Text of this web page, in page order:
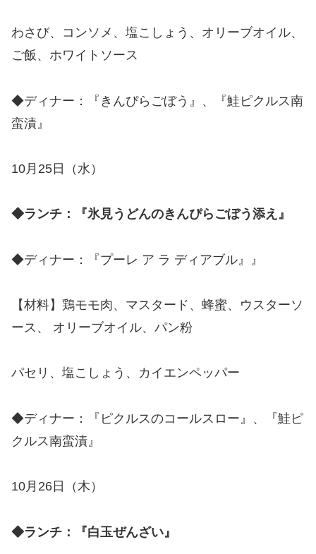
わさび、コンソメ、塩こしょう、オリーブオイル、
ご飯、ホワイトソース
◆ディナー：『きんぴらごぼう』、『鮭ピクルス南
蛮漬』
10月25日（水）
◆ランチ：『氷見うどんのきんぴらごぼう添え』
◆ディナー：『プーレ ア ラ ディアブル』』
【材料】鶏モモ肉、マスタード、蜂蜜、ウスターソ
ース、 オリーブオイル、パン粉
パセリ、塩こしょう、カイエンペッパー
◆ディナー：『ピクルスのコールスロー』、『鮭ピ
クルス南蛮漬』
10月26日（木）
◆ランチ：『白玉ぜんざい』